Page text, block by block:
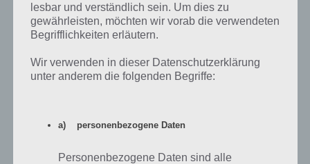
App herunterladen
Wer ein gelungenes Clicker Spiel sucht, der sollte auch einen Blick auf
Natürlich muss man auch hier stetig auf seinen Bildschirm tippen,
lesbar und verständlich sein. Um dies zu
gewährleisten, möchten wir vorab die verwendeten
Begrifflichkeiten erläutern.
Wir verwenden in dieser Datenschutzerklärung
unter anderem die folgenden Begriffe:
a) personenbezogene Daten
Personenbezogene Daten sind alle